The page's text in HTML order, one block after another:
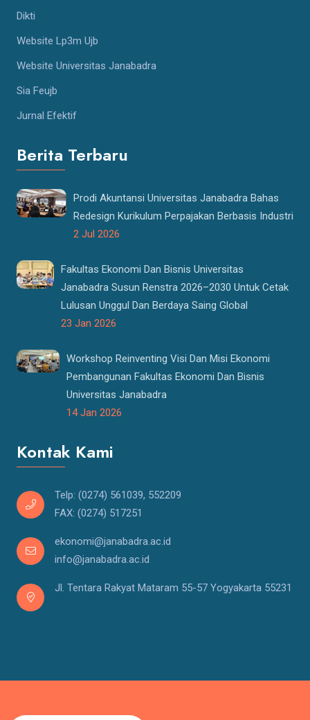
Dikti
Website Lp3m Ujb
Website Universitas Janabadra
Sia Feujb
Jurnal Efektif
Berita Terbaru
Prodi Akuntansi Universitas Janabadra Bahas
Redesign Kurikulum Perpajakan Berbasis Industri
2 Jul 2026
Fakultas Ekonomi Dan Bisnis Universitas
Janabadra Susun Renstra 2026–2030 Untuk Cetak
Lulusan Unggul Dan Berdaya Saing Global
23 Jan 2026
Workshop Reinventing Visi Dan Misi Ekonomi
Pembangunan Fakultas Ekonomi Dan Bisnis
Universitas Janabadra
14 Jan 2026
Kontak Kami
Telp: (0274) 561039, 552209
FAX: (0274) 517251
ekonomi@janabadra.ac.id
info@janabadra.ac.id
Jl. Tentara Rakyat Mataram 55-57 Yogyakarta 55231